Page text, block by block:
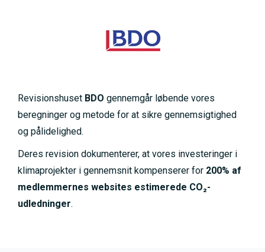
Revisionshuset BDO gennemgår løbende vores
beregninger og metode for at sikre gennemsigtighed
og pålidelighed.
Deres revision dokumenterer, at vores investeringer i
klimaprojekter i gennemsnit kompenserer for 200% af
medlemmernes websites estimerede CO₂-
udledninger.